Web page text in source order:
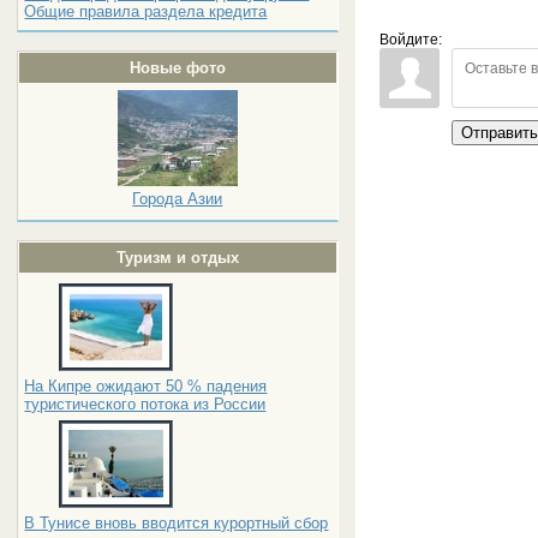
Общие правила раздела кредита
Новые фото
Города Азии
Туризм и отдых
На Кипре ожидают 50 % падения
туристического потока из России
В Тунисе вновь вводится курортный сбор
Войдите:
Отправить